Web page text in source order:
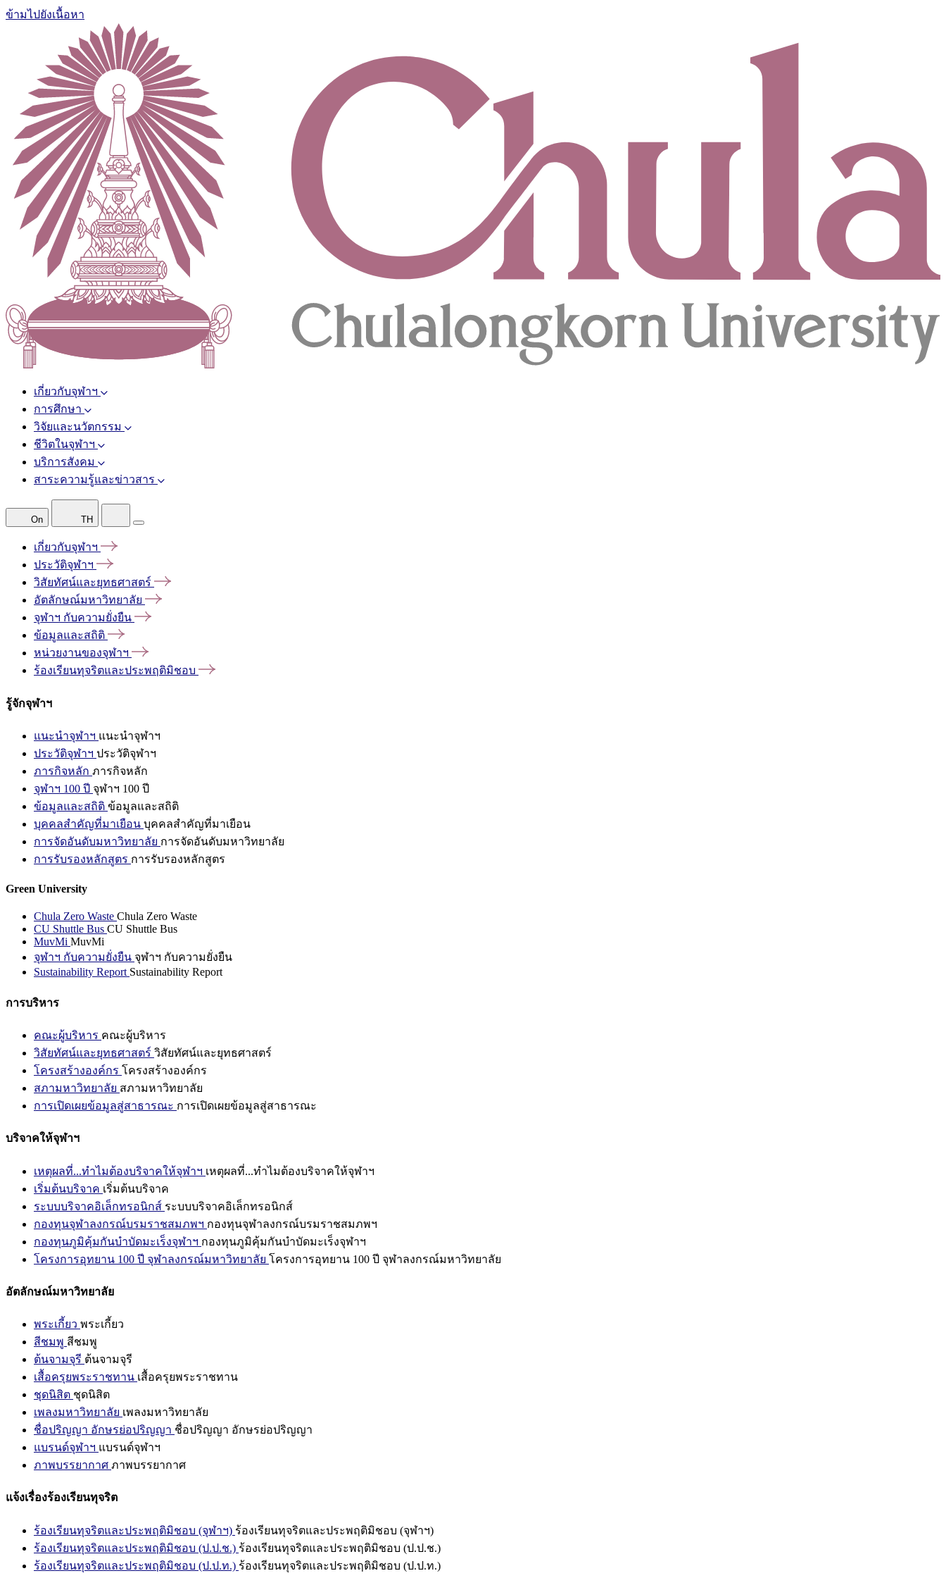
ข้ามไปยังเนื้อหา
เกี่ยวกับจุฬาฯ
การศึกษา
วิจัยและนวัตกรรม
ชีวิตในจุฬาฯ
บริการสังคม
สาระความรู้และข่าวสาร
On TH
เกี่ยวกับจุฬาฯ
ประวัติจุฬาฯ
วิสัยทัศน์และยุทธศาสตร์
อัตลักษณ์มหาวิทยาลัย
จุฬาฯ กับความยั่งยืน
ข้อมูลและสถิติ
หน่วยงานของจุฬาฯ
ร้องเรียนทุจริตและประพฤติมิชอบ
รู้จักจุฬาฯ
แนะนำจุฬาฯ แนะนำจุฬาฯ
ประวัติจุฬาฯ ประวัติจุฬาฯ
ภารกิจหลัก ภารกิจหลัก
จุฬาฯ 100 ปี จุฬาฯ 100 ปี
ข้อมูลและสถิติ ข้อมูลและสถิติ
บุคคลสำคัญที่มาเยือน บุคคลสำคัญที่มาเยือน
การจัดอันดับมหาวิทยาลัย การจัดอันดับมหาวิทยาลัย
การรับรองหลักสูตร การรับรองหลักสูตร
Green University
Chula Zero Waste Chula Zero Waste
CU Shuttle Bus CU Shuttle Bus
MuvMi MuvMi
จุฬาฯ กับความยั่งยืน จุฬาฯ กับความยั่งยืน
Sustainability Report Sustainability Report
การบริหาร
คณะผู้บริหาร คณะผู้บริหาร
วิสัยทัศน์และยุทธศาสตร์ วิสัยทัศน์และยุทธศาสตร์
โครงสร้างองค์กร โครงสร้างองค์กร
สภามหาวิทยาลัย สภามหาวิทยาลัย
การเปิดเผยข้อมูลสู่สาธารณะ การเปิดเผยข้อมูลสู่สาธารณะ
บริจาคให้จุฬาฯ
เหตุผลที่...ทำไมต้องบริจาคให้จุฬาฯ เหตุผลที่...ทำไมต้องบริจาคให้จุฬาฯ
เริ่มต้นบริจาค เริ่มต้นบริจาค
ระบบบริจาคอิเล็กทรอนิกส์ ระบบบริจาคอิเล็กทรอนิกส์
กองทุนจุฬาลงกรณ์บรมราชสมภพฯ กองทุนจุฬาลงกรณ์บรมราชสมภพฯ
กองทุนภูมิคุ้มกันบำบัดมะเร็งจุฬาฯ กองทุนภูมิคุ้มกันบำบัดมะเร็งจุฬาฯ
โครงการอุทยาน 100 ปี จุฬาลงกรณ์มหาวิทยาลัย โครงการอุทยาน 100 ปี จุฬาลงกรณ์มหาวิทยาลัย
อัตลักษณ์มหาวิทยาลัย
พระเกี้ยว พระเกี้ยว
สีชมพู สีชมพู
ต้นจามจุรี ต้นจามจุรี
เสื้อครุยพระราชทาน เสื้อครุยพระราชทาน
ชุดนิสิต ชุดนิสิต
เพลงมหาวิทยาลัย เพลงมหาวิทยาลัย
ชื่อปริญญา อักษรย่อปริญญา ชื่อปริญญา อักษรย่อปริญญา
แบรนด์จุฬาฯ แบรนด์จุฬาฯ
ภาพบรรยากาศ ภาพบรรยากาศ
แจ้งเรื่องร้องเรียนทุจริต
ร้องเรียนทุจริตและประพฤติมิชอบ (จุฬาฯ) ร้องเรียนทุจริตและประพฤติมิชอบ (จุฬาฯ)
ร้องเรียนทุจริตและประพฤติมิชอบ (ป.ป.ช.) ร้องเรียนทุจริตและประพฤติมิชอบ (ป.ป.ช.)
ร้องเรียนทุจริตและประพฤติมิชอบ (ป.ป.ท.) ร้องเรียนทุจริตและประพฤติมิชอบ (ป.ป.ท.)